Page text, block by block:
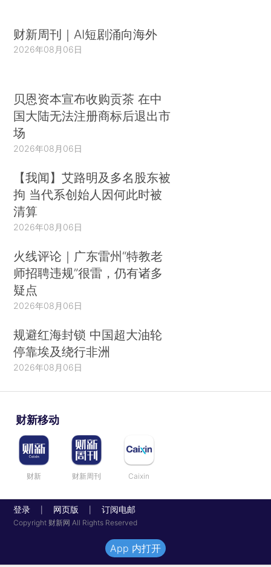
财新周刊｜AI短剧涌向海外
2026年08月06日
贝恩资本宣布收购贡茶 在中
国大陆无法注册商标后退出市
场
2026年08月06日
【我闻】艾路明及多名股东被
拘 当代系创始人因何此时被
清算
2026年08月06日
火线评论｜广东雷州“特教老
师招聘违规”很雷，仍有诸多
疑点
2026年08月06日
规避红海封锁 中国超大油轮
停靠埃及绕行非洲
2026年08月06日
财新移动
财新 财新周刊 Caixin
登录 网页版 订阅电邮
Copyright 财新网 All Rights Reserved
App 内打开